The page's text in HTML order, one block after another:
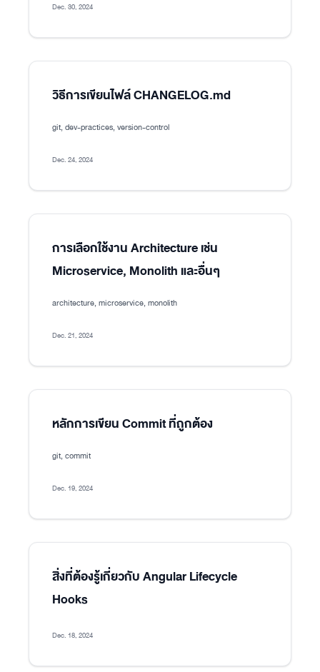
Dec. 30, 2024
วิธีการเขียนไฟล์ CHANGELOG.md
git, dev-practices, version-control
Dec. 24, 2024
การเลือกใช้งาน Architecture เช่น
Microservice, Monolith และอื่นๆ
architecture, microservice, monolith
Dec. 21, 2024
หลักการเขียน Commit ที่ถูกต้อง
git, commit
Dec. 19, 2024
สิ่งที่ต้องรู้เกี่ยวกับ Angular Lifecycle
Hooks
Dec. 18, 2024